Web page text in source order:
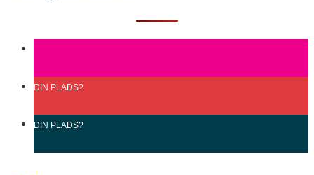
DIN PLADS?
DIN PLADS?